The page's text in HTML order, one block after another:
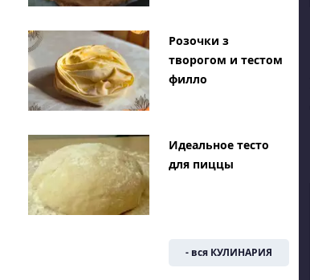
Розочки з
творогом и тестом
филло
Идеальное тесто
для пиццы
- вся КУЛИНАРИЯ